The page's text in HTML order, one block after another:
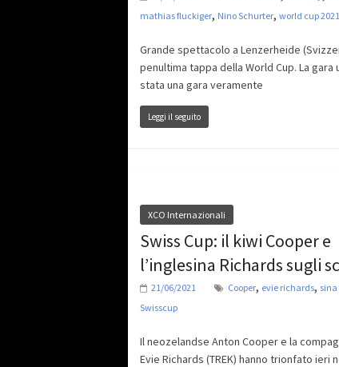
mathias fluckiger, Nino Schurter, world cup 2021
Grande spettacolo a Lenzerheide
penultima tappa della World Cup. La gara
stata una gara veramente
Leggi il seguito
XCO Internazionali
Swiss Cup: il kiwi Cooper e
l’inglesina Richards sugli
21/06/2021 Cooper, evie richards, sina
Swisscup
Il neozelandse Anton Cooper e la
Evie Richards (TREK) hanno trionfato ieri